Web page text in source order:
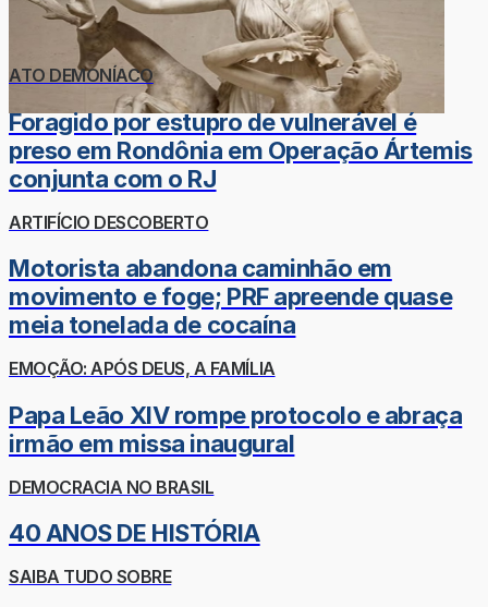
ATO DEMONÍACO
Foragido por estupro de vulnerável é
preso em Rondônia em Operação Ártemis
conjunta com o RJ
ARTIFÍCIO DESCOBERTO
Motorista abandona caminhão em
movimento e foge; PRF apreende quase
meia tonelada de cocaína
EMOÇÃO: APÓS DEUS, A FAMÍLIA
Papa Leão XIV rompe protocolo e abraça
irmão em missa inaugural
DEMOCRACIA NO BRASIL
40 ANOS DE HISTÓRIA
SAIBA TUDO SOBRE